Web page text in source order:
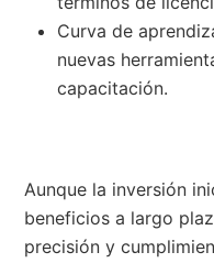
Curva de
nuevas
capacitación.
Aunque la inversión
beneficios a largo
precisión y